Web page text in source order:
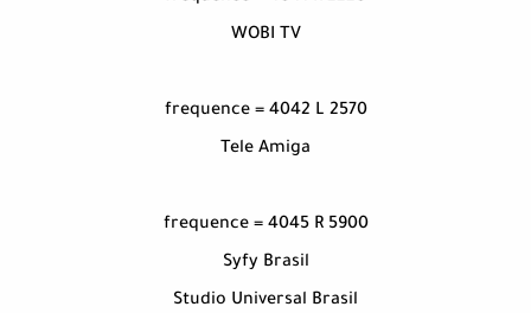
WOBI TV
frequence = 4042 L 2570
Tele Amiga
frequence = 4045 R 5900
Syfy Brasil
Studio Universal Brasil